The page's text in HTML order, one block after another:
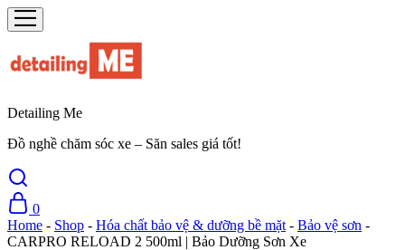
Detailing Me
Đồ nghề chăm sóc xe – Săn sales giá tốt!
0
Home - Shop - Hóa chất bảo vệ & dưỡng bề mặt - Bảo vệ sơn -
CARPRO RELOAD 2 500ml | Bảo Dưỡng Sơn Xe